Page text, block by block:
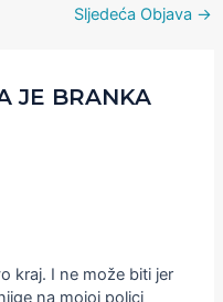
Sljedeća Objava →
JE BRANKA
kraj. I ne može biti jer
na mojoj polici